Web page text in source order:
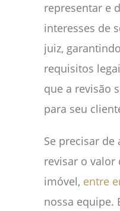
representar e
interesses de
juiz,
requisitos
que a revisão
para seu
Se precisar
revisar o valor
imóvel, entre
nossa equipe.